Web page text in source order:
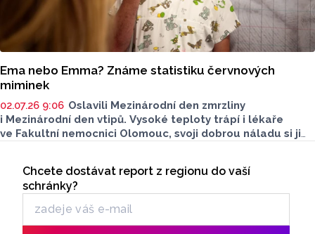
Ema nebo Emma? Známe statistiku červnových
miminek
02.07.26 9:06 Oslavili Mezinárodní den zmrzliny
i Mezinárodní den vtipů. Vysoké teploty trápí i lékaře
ve Fakultní nemocnici Olomouc, svoji dobrou náladu si jimi
pro vás zpracovali.
Odběr newsletteru
Chcete dostávat report z regionu do vaší
schránky?